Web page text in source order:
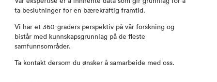
ta beslutninger for en bærekraftig framtid.
Vi har et 360-graders perspektiv på vår forskning og
bistår med kunnskapsgrunnlag på de fleste
samfunnsområder.
Ta kontakt dersom du ønsker å samarbeide med oss.